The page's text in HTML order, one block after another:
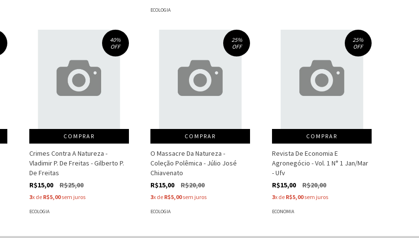
ECOLOGIA
40%
OFF
COMPRAR
Crimes Contra A Natureza -
Vladimir P. De Freitas - Gilberto P.
De Freitas
R$15,00
R$25,00
3x de R$5,00sem juros
ECOLOGIA
25%
OFF
COMPRAR
O Massacre Da Natureza -
Coleção Polêmica - Júlio José
Chiavenato
R$15,00
R$20,00
3x de R$5,00sem juros
ECOLOGIA
25%
OFF
COMPRAR
Revista De Economia E
Agronegócio - Vol. 1 N° 1 Jan/Mar
- Ufv
R$15,00
R$20,00
3x de R$5,00sem juros
ECONOMIA